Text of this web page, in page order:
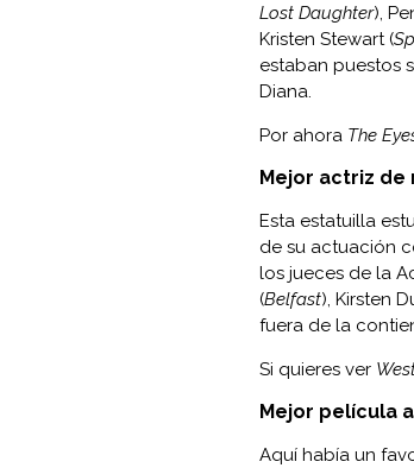
Lost Daughter),
Kristen Stewart (
estaban puestos
Diana.
Por ahora The
Mejor actriz de
Esta estatuilla
de su actuación
los jueces de la
(Belfast), Kirsten
fuera de la
Si quieres ver
Mejor película
Aquí había un